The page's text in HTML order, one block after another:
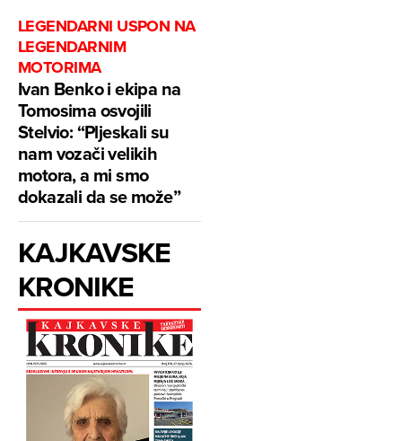
LEGENDARNI USPON NA
LEGENDARNIM
MOTORIMA
Ivan Benko i ekipa na
Tomosima osvojili
Stelvio: “Pljeskali su
nam vozači velikih
motora, a mi smo
dokazali da se može”
KAJKAVSKE
KRONIKE